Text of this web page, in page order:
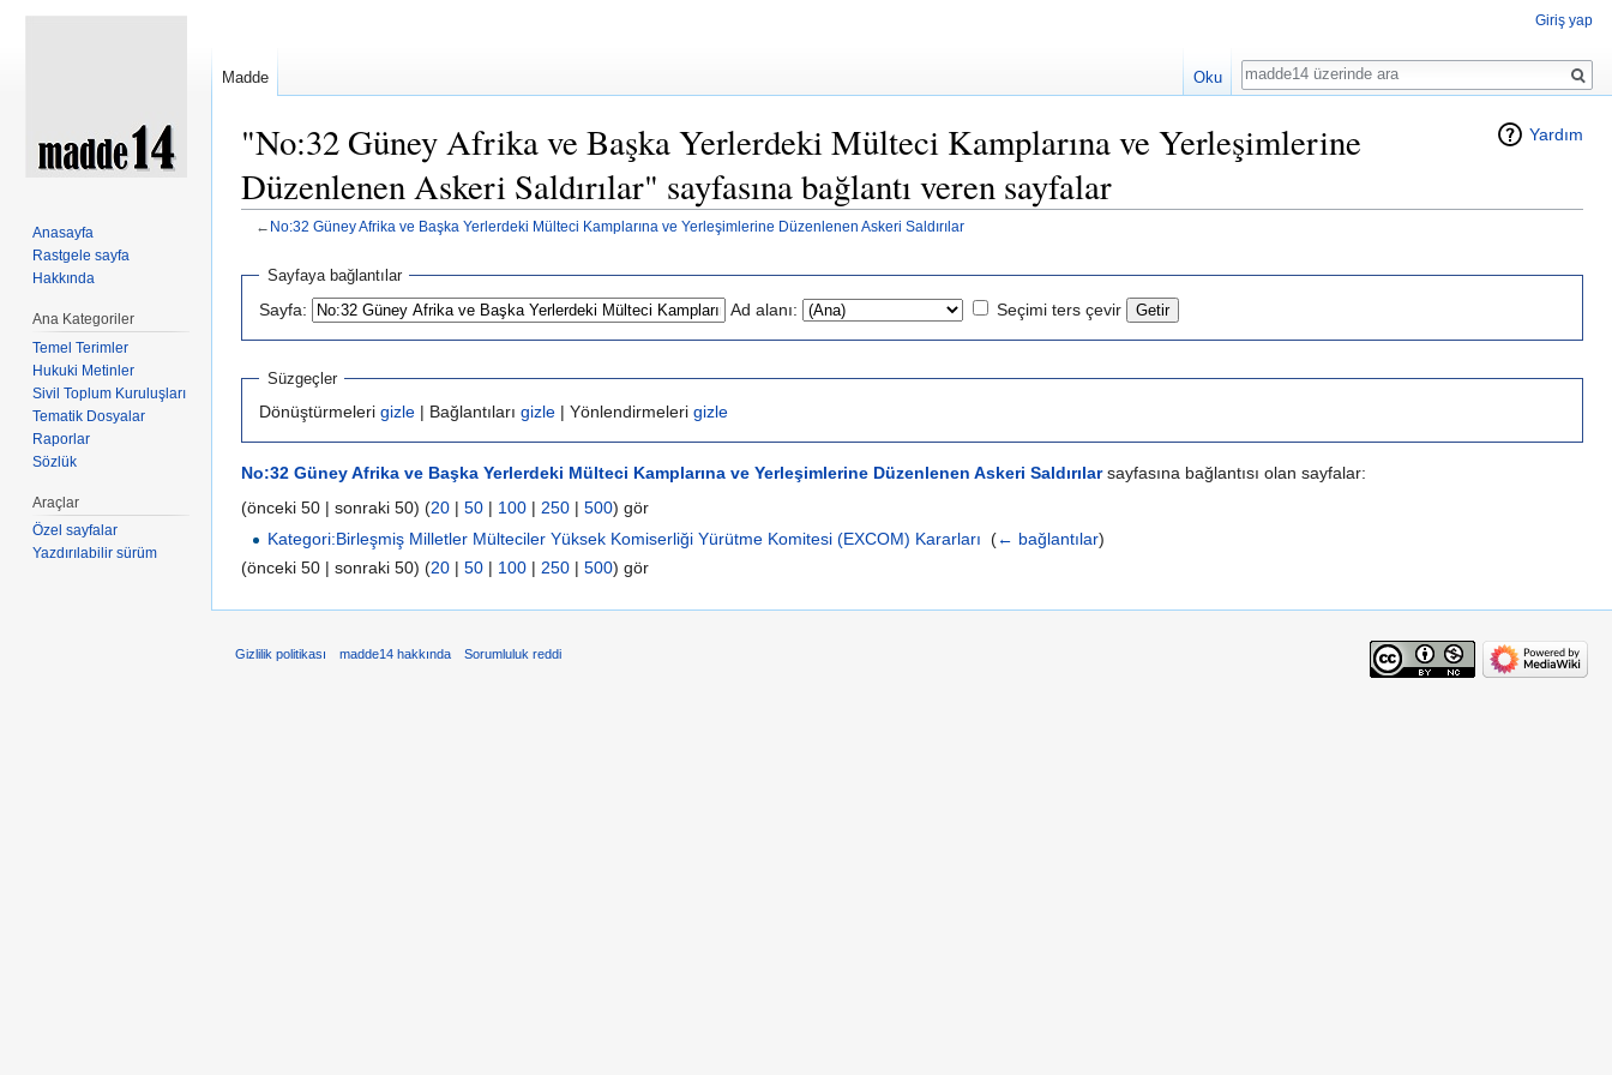
Yardım
"No:32 Güney Afrika ve Başka Yerlerdeki Mülteci Kamplarına ve Yerleşimlerine
Düzenlenen Askeri Saldırılar" sayfasına bağlantı veren sayfalar
← No:32 Güney Afrika ve Başka Yerlerdeki Mülteci Kamplarına ve Yerleşimlerine Düzenlenen Askeri Saldırılar
Sayfaya bağlantılar
Sayfa: Ad alanı: Seçimi ters çevir
Süzgeçler
Dönüştürmeleri gizle | Bağlantıları gizle | Yönlendirmeleri gizle
No:32 Güney Afrika ve Başka Yerlerdeki Mülteci Kamplarına ve Yerleşimlerine Düzenlenen Askeri Saldırılarsayfasına bağlantısı olan sayfalar:
(önceki 50 | sonraki 50) (20 | 50 | 100 | 250 | 500) gör
Kategori:Birleşmiş Milletler Mülteciler Yüksek Komiserliği Yürütme Komitesi (EXCOM) Kararları ‎(← bağlantılar)
(önceki 50 | sonraki 50) (20 | 50 | 100 | 250 | 500) gör
Giriş yap
Madde Oku
Ara
Anasayfa
Rastgele sayfa
Hakkında
Ana Kategoriler
Temel Terimler
Hukuki Metinler
Sivil Toplum Kuruluşları
Tematik Dosyalar
Raporlar
Sözlük
Araçlar
Özel sayfalar
Yazdırılabilir sürüm
Gizlilik politikası madde14 hakkında Sorumluluk reddi